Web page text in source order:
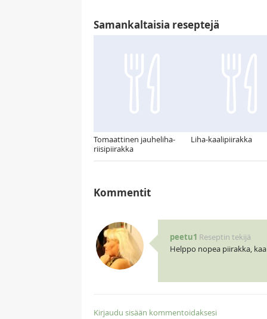
Samankaltaisia reseptejä
Tomaattinen jauheliha-
riisipiirakka
Liha-kaalipiirakka
Kommentit
peetu1 Reseptin tekijä
Helppo nopea piirakka,
Kirjaudu sisään kommentoidaksesi